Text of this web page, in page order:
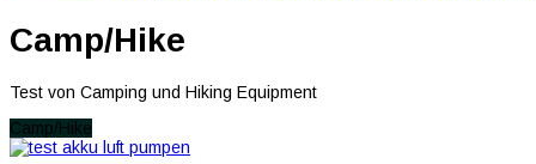
Camp/Hike
Test von Camping und Hiking Equipment
Camp/Hike